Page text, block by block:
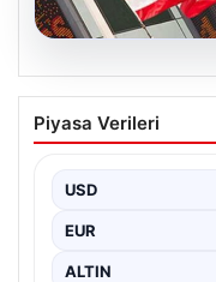
08.08.2026
FED faiz
Nisan ayı faiz
Ayı Faiz
Piyasa Verileri
USD
EUR
ALTIN